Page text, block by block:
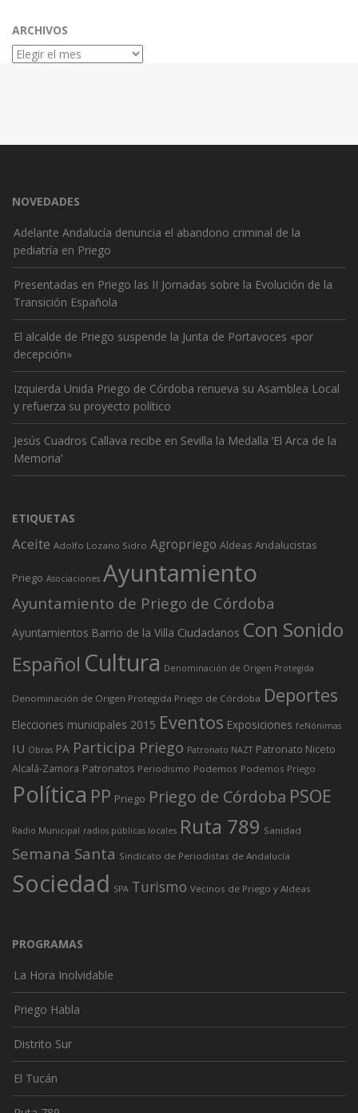
ARCHIVOS
Archivos
NOVEDADES
Adelante Andalucía denuncia el abandono criminal de la
pediatría en Priego
Presentadas en Priego las II Jornadas sobre la Evolución de la
Transición Española
El alcalde de Priego suspende la Junta de Portavoces «por
decepción»
Izquierda Unida Priego de Córdoba renueva su Asamblea Local
y refuerza su proyecto político
Jesús Cuadros Callava recibe en Sevilla la Medalla ‘El Arca de la
Memoria’
ETIQUETAS
Aceite Adolfo Lozano Sidro Agropriego Aldeas Andalucistas
Priego Asociaciones Ayuntamiento
Ayuntamiento de Priego de Córdoba
Ayuntamientos Barrio de la Villa Ciudadanos Con Sonido
Español Cultura Denominación de Origen Protegida
Denominación de Origen Protegida Priego de Córdoba Deportes
Elecciones municipales 2015 Eventos Exposiciones feNónimas
IU Obras PA Participa Priego Patronato NAZT Patronato Niceto
Alcalá-Zamora Patronatos Periodismo Podemos Podemos Priego
Política PP Priego Priego de Córdoba PSOE
Radio Municipal radios públicas locales Ruta 789 Sanidad
Semana Santa Sindicato de Periodistas de Andalucía
Sociedad SPA Turismo Vecinos de Priego y Aldeas
PROGRAMAS
La Hora Inolvidable
Priego Habla
Distrito Sur
El Tucán